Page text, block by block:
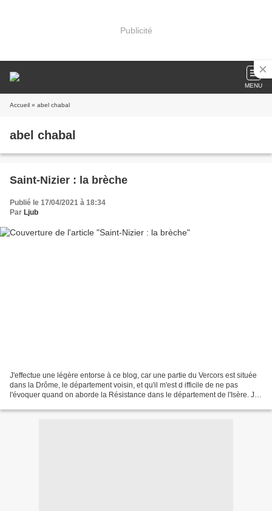
Publicité
MENU
Accueil » abel chabal
abel chabal
Saint-Nizier : la brèche
Publié le 17/04/2021 à 18:34
Par Ljub
J'effectue une légère entorse à ce blog, car une partie du Vercors est située
dans la Drôme, le département voisin, et qu'il m'est d ifficile de ne pas
l'évoquer quand on aborde la Résistance dans le département de l'Isère. J'ai